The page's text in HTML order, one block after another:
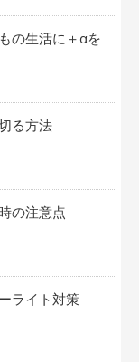
の生活に＋αを
る方法
の注意点
ライト対策